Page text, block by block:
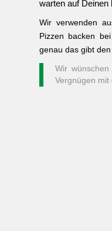
warten auf Deinen
Wir verwenden
Pizzen backen
genau das gibt
Wir
Vergnügen mit